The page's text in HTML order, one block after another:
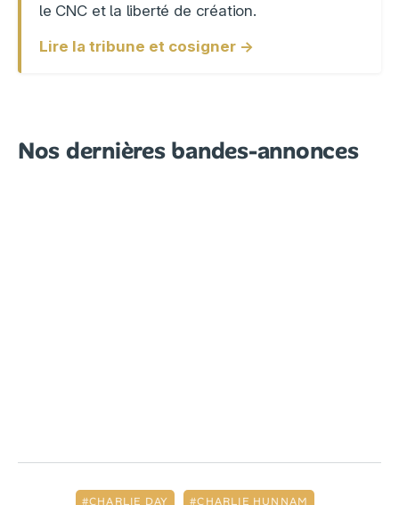
le CNC et la liberté de création.
Lire la tribune et cosigner →
Nos dernières bandes-annonces
CHARLIE DAY CHARLIE HUNNAM